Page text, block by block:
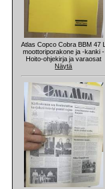
Atlas Copco Cobra BBM 47 L
moottoriporakone ja -kanki -
Hoito-ohjekirja ja varaosat
Näytä